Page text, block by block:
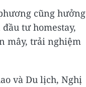
cũng hưởng
tư homestay,
mây, trải nghiệm
và Du lịch, Nghị